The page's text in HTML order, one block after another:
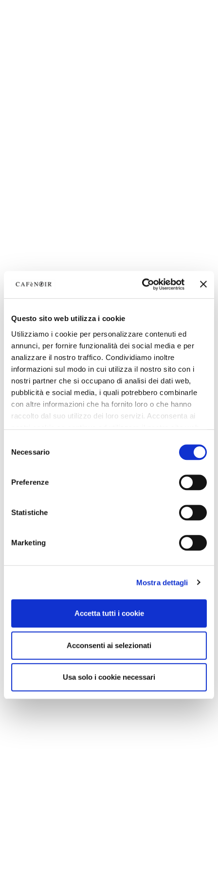
Questo sito web utilizza i cookie
Utilizziamo i cookie per personalizzare contenuti ed
annunci, per fornire funzionalità dei social media e per
analizzare il nostro traffico. Condividiamo inoltre
informazioni sul modo in cui utilizza il nostro sito con i
nostri partner che si occupano di analisi dei dati web,
pubblicità e social media, i quali potrebbero combinarle
con altre informazioni che ha fornito loro o che hanno
raccolto dal suo utilizzo dei loro servizi. Acconsenta ai
delNecessario
Preferenze
Statistiche
Marketing
Mostra dettagli
Accetta tutti i cookie
Acconsenti ai selezionati
Usa solo i cookie necessari